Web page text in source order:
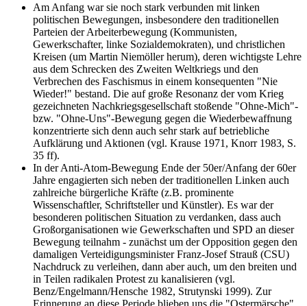
Am Anfang war sie noch stark verbunden mit linken
politischen Bewegungen, insbesondere den traditionellen
Parteien der Arbeiterbewegung (Kommunisten,
Gewerkschafter, linke Sozialdemokraten), und christlichen
Kreisen (um Martin Niemöller herum), deren wichtigste Lehre
aus dem Schrecken des Zweiten Weltkriegs und den
Verbrechen des Faschismus in einem konsequenten "Nie
Wieder!" bestand. Die auf große Resonanz der vom Krieg
gezeichneten Nachkriegsgesellschaft stoßende "Ohne-Mich"-
bzw. "Ohne-Uns"-Bewegung gegen die Wiederbewaffnung
konzentrierte sich denn auch sehr stark auf betriebliche
Aufklärung und Aktionen (vgl. Krause 1971, Knorr 1983, S.
35 ff).
In der Anti-Atom-Bewegung Ende der 50er/Anfang der 60er
Jahre engagierten sich neben der traditionellen Linken auch
zahlreiche bürgerliche Kräfte (z.B. prominente
Wissenschaftler, Schriftsteller und Künstler). Es war der
besonderen politischen Situation zu verdanken, dass auch
Großorganisationen wie Gewerkschaften und SPD an dieser
Bewegung teilnahm - zunächst um der Opposition gegen den
damaligen Verteidigungsminister Franz-Josef Strauß (CSU)
Nachdruck zu verleihen, dann aber auch, um den breiten und
in Teilen radikalen Protest zu kanalisieren (vgl.
Benz/Engelmann/Hensche 1982, Strutynski 1999). Zur
Erinnerung an diese Periode blieben uns die "Ostermärsche"